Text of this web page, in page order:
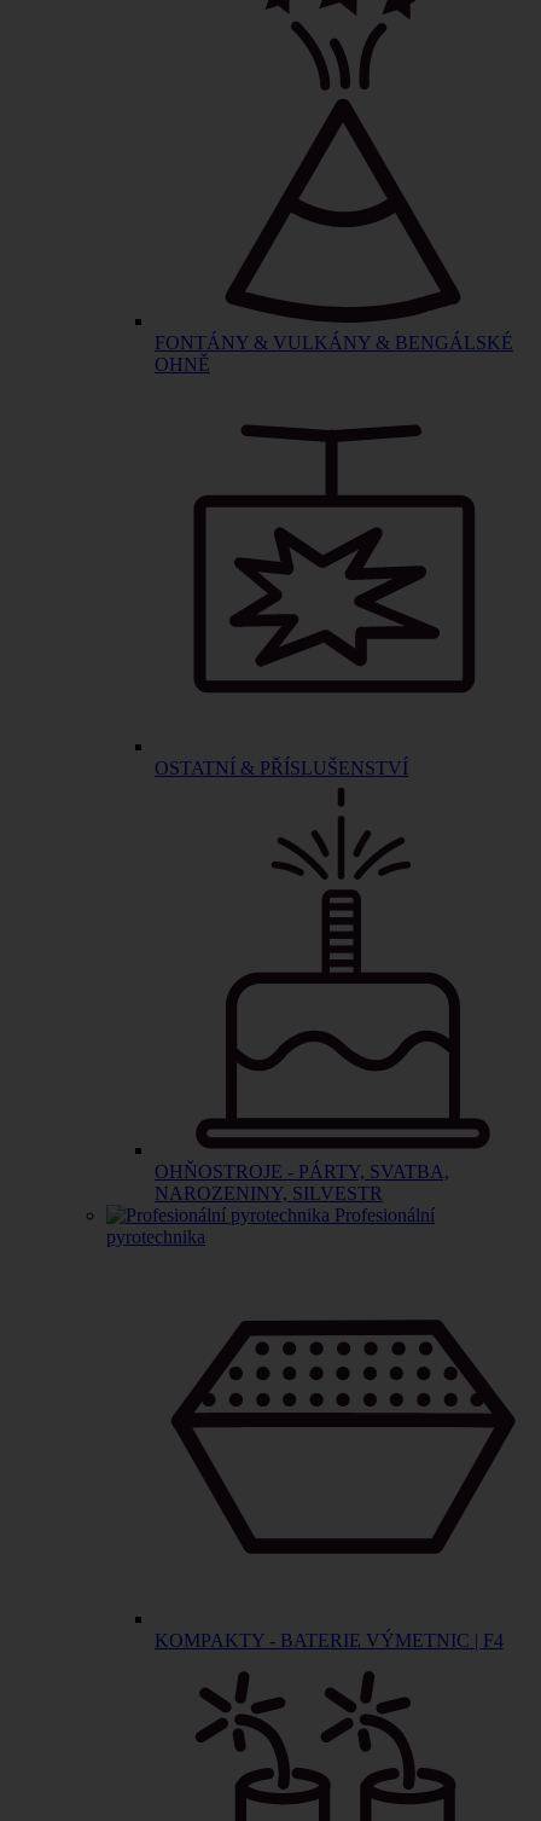
FONTÁNY & VULKÁNY & BENGÁLSKÉ
OHNĚ
OSTATNÍ & PŘÍSLUŠENSTVÍ
OHŇOSTROJE - PÁRTY, SVATBA,
NAROZENINY, SILVESTR
Profesionální
pyrotechnika
KOMPAKTY - BATERIE VÝMETNIC | F4